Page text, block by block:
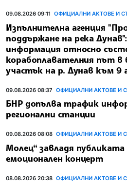
09.08.2026 09:11 ОФИЦИАЛНИ АКТОВЕ И
Изпълнителна агенция
поддържане на река
информация относно
корабоплавателния път в
участък на р. Дунав към 9
09.08.2026 08:37 ОФИЦИАЛНИ АКТОВЕ И
БНР допълва трафик
регионални станции
09.08.2026 08:08 ОФИЦИАЛНИ АКТОВЕ И
Молец“ завладя публиката
емоционален концерт
08.08.2026 20:38 ОФИЦИАЛНИ АКТОВЕ И